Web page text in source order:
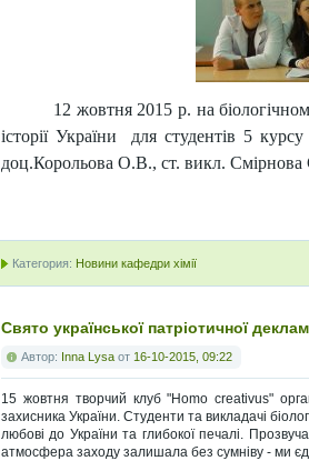
12 жовтня 2015 р. на
історії України для студентів 5
доц.Корольова О.В., ст. викл.
Категория: Новини кафедри хімії
Свято української патріотичної
Автор: Inna Lysa от 16-10-2015, 09:22
15 жовтня творчий клуб "Homo creativus"
захисника України. Студенти та викладачі
любові до України та глибокої печалі.
атмосфера заходу залишала без сумніву - ми